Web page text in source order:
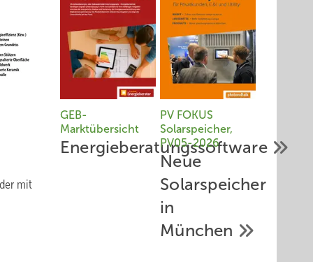
mit
GEB-
Marktübersicht
Energieberatungssoftware
PV FOKUS
Solarspeicher,
PV05-2026
Neue
Solarspeicher
in
München